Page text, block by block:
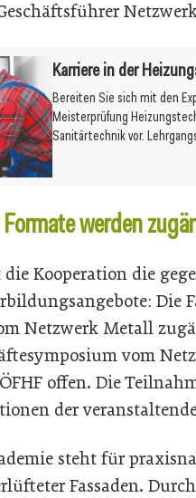
Karriere in der
Bereiten Sie sich mit den
Meisterprüfung
Sanitärtechnik vor.
werden
Kooperation die
Die
Netzwerk Metall
vom
offen. Die
der
steht für
Fassaden.